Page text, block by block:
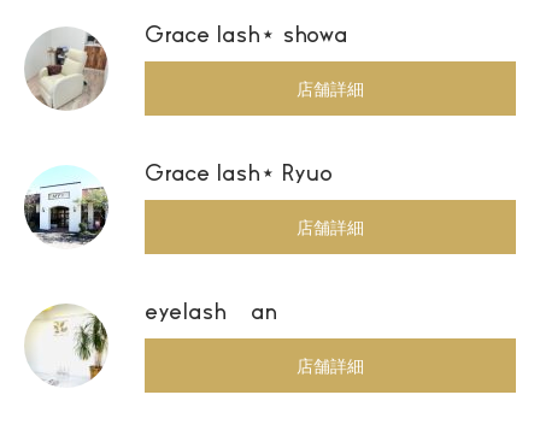
Grace lash⋆ showa
店舗詳細
Grace lash⋆ Ryuo
店舗詳細
eyelash an
店舗詳細